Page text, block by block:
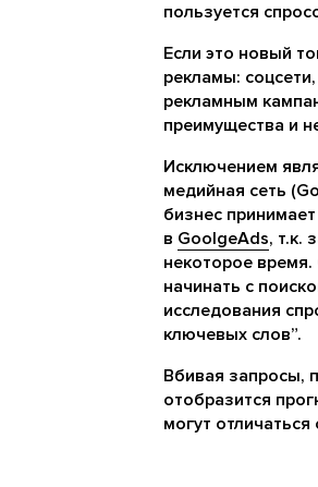
пользуется
Если это новый
рекламы:
рекламным
преимущества и
Исключением
медийная сеть
бизнес
в GoolgeAds, т.к.
некоторое время.
начинать с
исследования
ключевых слов”.
Вбивая запросы,
отобразится
могут